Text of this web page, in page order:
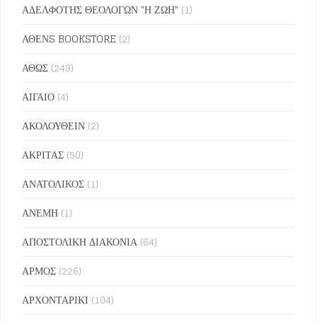
ΑΔΕΛΦΟΤΗΣ ΘΕΟΛΟΓΩΝ "Η ΖΩΗ" (1)
ΑΘΕΝS BOOKSTORE (2)
ΑΘΩΣ (249)
ΑΙΓΑΙΟ (4)
ΑΚΟΛΟΥΘΕΙΝ (2)
ΑΚΡΙΤΑΣ (50)
ΑΝΑΤΟΛΙΚΟΣ (1)
ΑΝΕΜΗ (1)
ΑΠΟΣΤΟΛΙΚΗ ΔΙΑΚΟΝΙΑ (64)
ΑΡΜΟΣ (226)
ΑΡΧΟΝΤΑΡΙΚΙ (104)